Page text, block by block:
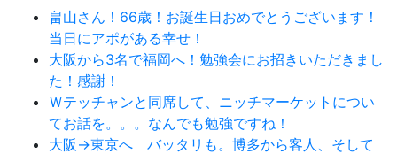
畠山さん！66歳！お誕生日おめでとうございます！
当日にアポがある幸せ！
大阪から3名で福岡へ！勉強会にお招きいただきまし
た！感謝！
Ｗテッチャンと同席して、ニッチマーケットについ
てお話を。。。なんでも勉強ですね！
大阪→東京へ バッタリも。博多から客人、そして